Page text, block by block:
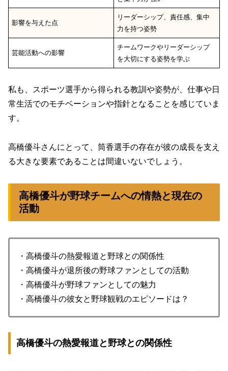
影響を与えた点
リーダーシップ、責任感、集中
力を持つ姿勢
芸能活動への影響
チームワークやリーダーシップ
を大切にする姿勢を学ぶ
私も、スポーツ選手から得られる教訓や姿勢が、仕事や日
常生活でのモチベーションや指針となることを感じていま
す。
高橋優斗さんにとって、筒香選手の存在が彼の成長を支え
る大きな要素であることは間違いないでしょう。
高橋優斗が野球チームへの情熱と現在の
活動
・高橋優斗の熱愛報道と野球との関係性
・高橋優斗が退所後の野球ファンとしての活動
・高橋優斗が野球ファンとしての魅力
・高橋優斗の彼女と野球観戦のエピソードは？
高橋優斗の熱愛報道と野球との関係性